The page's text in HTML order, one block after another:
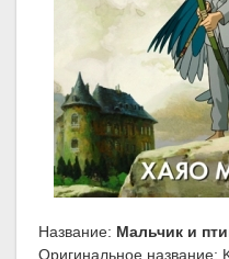
Название: Мальчик и
Оригинальное название: